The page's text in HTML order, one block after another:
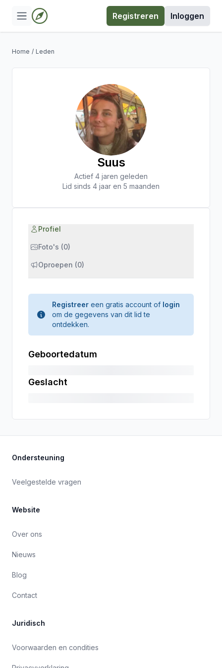
Registreren Inloggen
Home / Leden
Suus
Actief 4 jaren geleden
Lid sinds 4 jaar en 5 maanden
Profiel
Foto's (0)
Oproepen (0)
Registreer een gratis account of login
om de gegevens van dit lid te
ontdekken.
Geboortedatum
Geslacht
Ondersteuning
Veelgestelde vragen
Website
Over ons
Nieuws
Blog
Contact
Juridisch
Voorwaarden en condities